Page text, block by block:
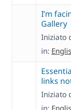
I’m
Gallery
Iniziato
in:
links
Iniziato